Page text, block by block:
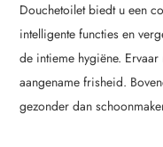
Douchetoilet biedt u een
intelligente functies en
de intieme hygiëne.
aangename frisheid.
gezonder dan